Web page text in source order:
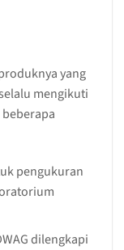
yang
mengikuti
pengukuran
dilengkapi